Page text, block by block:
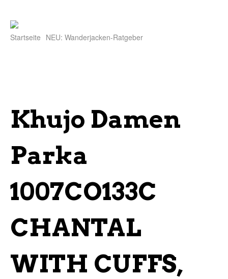
Startseite NEU: Wanderjacken-Ratgeber
Khujo Damen
Parka
1007CO133C
CHANTAL
WITH CUFFS,